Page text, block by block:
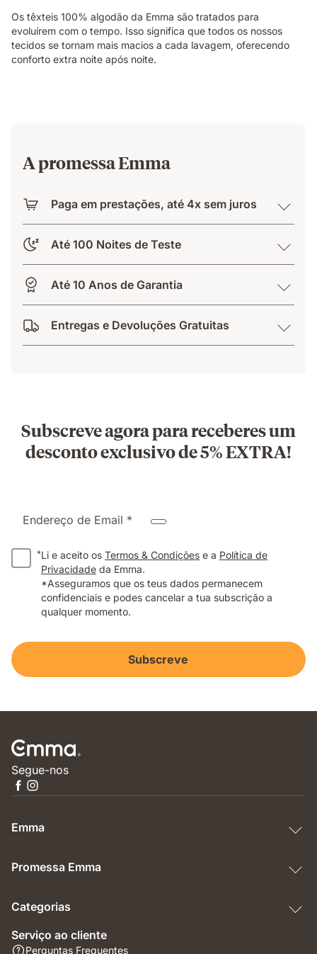
Os têxteis 100% algodão da Emma são tratados para
evoluírem com o tempo. Isso significa que todos os nossos
tecidos se tornam mais macios a cada lavagem, oferecendo
conforto extra noite após noite.
A promessa Emma
Paga em prestações, até 4x sem juros
Até 100 Noites de Teste
Até 10 Anos de Garantia
Entregas e Devoluções Gratuitas
Subscreve agora para receberes um
desconto exclusivo de 5% EXTRA!
Endereço de Email *
*Li e aceito os Termos & Condições e a Política de
Privacidade da Emma.
*Asseguramos que os teus dados permanecem
confidenciais e podes cancelar a tua subscrição a
qualquer momento.
Subscreve
Segue-nos
Emma
Promessa Emma
Categorias
Serviço ao cliente
Perguntas Frequentes